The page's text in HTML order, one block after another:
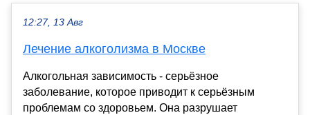
12:27, 13 Авг
Лечение алкоголизма в Москве
Алкогольная зависимость - серьёзное
заболевание, которое приводит к серьёзным
проблемам со здоровьем. Она разрушает